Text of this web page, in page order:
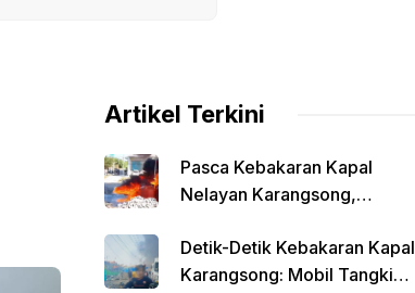
Artikel Terkini
Pasca Kebakaran Kapal
Nelayan Karangsong,
Solar Diawasi
Detik-Detik Kebakaran Kapal
Karangsong: Mobil Tangki